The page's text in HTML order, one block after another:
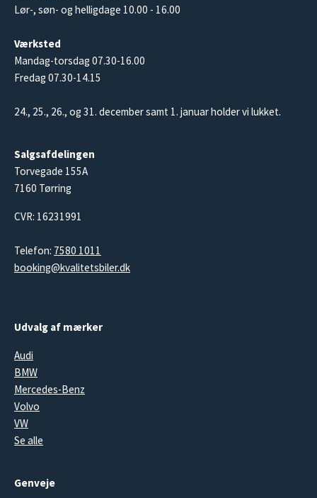
Lør-, søn- og helligdage 10.00 - 16.00
Værksted
Mandag-torsdag 07.30-16.00
Fredag 07.30-14.15
24., 25., 26., og 31. december samt 1. januar holder vi lukket.
Salgsafdelingen
Torvegade 155A
7160 Tørring
CVR: 16231991
Telefon: 7580 1011
booking@kvalitetsbiler.dk
Udvalg af mærker
Audi
BMW
Mercedes-Benz
Volvo
VW
Se alle
Genveje